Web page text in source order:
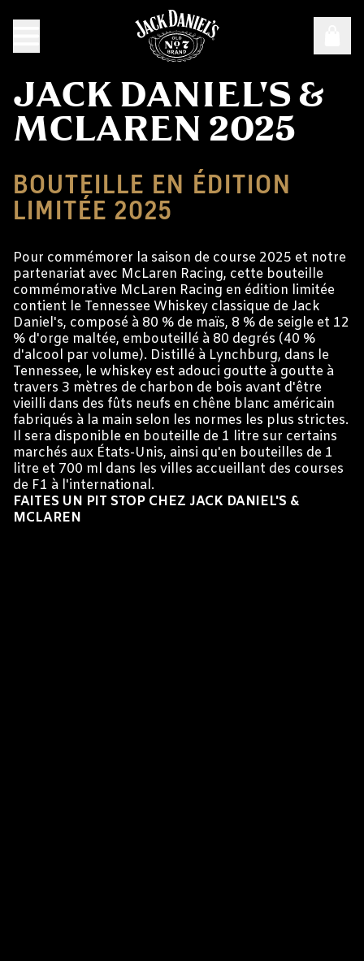
JACK DANIEL'S &
MCLAREN 2025
BOUTEILLE EN ÉDITION
LIMITÉE 2025
Pour commémorer la saison de course 2025 et notre
partenariat avec McLaren Racing, cette bouteille
commémorative McLaren Racing en édition limitée
contient le Tennessee Whiskey classique de Jack
Daniel's, composé à 80 % de maïs, 8 % de seigle et 12
% d'orge maltée, embouteillé à 80 degrés (40 %
d'alcool par volume). Distillé à Lynchburg, dans le
Tennessee, le whiskey est adouci goutte à goutte à
travers 3 mètres de charbon de bois avant d'être
vieilli dans des fûts neufs en chêne blanc américain
fabriqués à la main selon les normes les plus strictes.
Il sera disponible en bouteille de 1 litre sur certains
marchés aux États-Unis, ainsi qu'en bouteilles de 1
litre et 700 ml dans les villes accueillant des courses
de F1 à l'international.
FAITES UN PIT STOP CHEZ JACK DANIEL'S &
MCLAREN